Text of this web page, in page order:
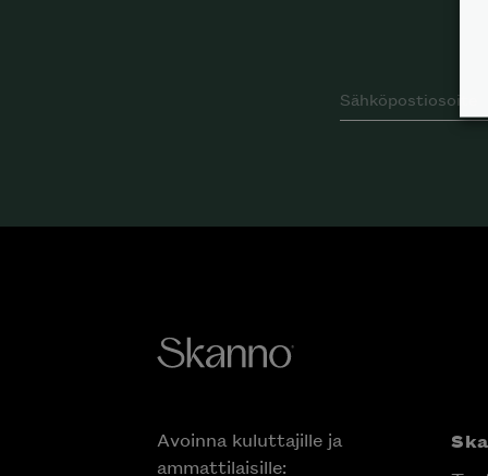
Avoinna kuluttajille ja
ammattilaisille: